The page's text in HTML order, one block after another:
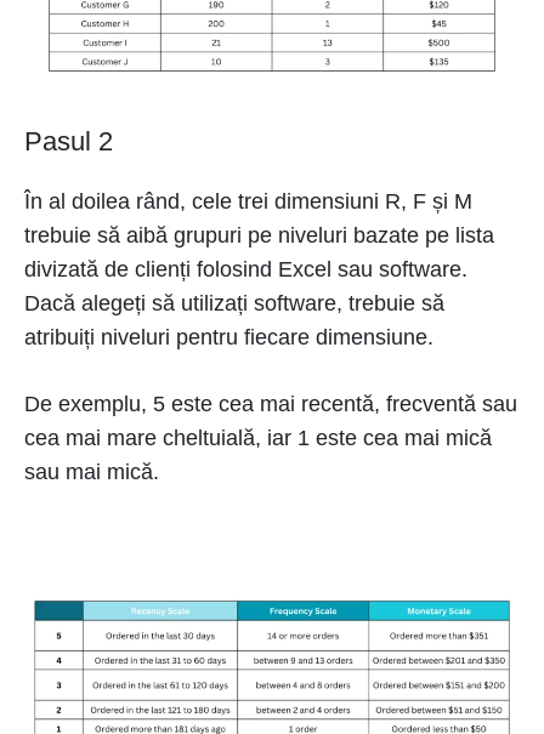
Pasul 2
În al doilea rând, cele trei dimensiuni R, F și M
trebuie să aibă grupuri pe niveluri bazate pe lista
divizată de clienți folosind Excel sau software.
Dacă alegeți să utilizați software, trebuie să
atribuiți niveluri pentru fiecare dimensiune.
De exemplu, 5 este cea mai recentă, frecventă sau
cea mai mare cheltuială, iar 1 este cea mai mică
sau mai mică.